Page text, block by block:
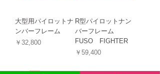
大型用パイロットナ
ンバーフレーム
価格
￥32,800
R型パイロットナン
バーフレーム
FUSO FIGHTER
価格
￥59,400